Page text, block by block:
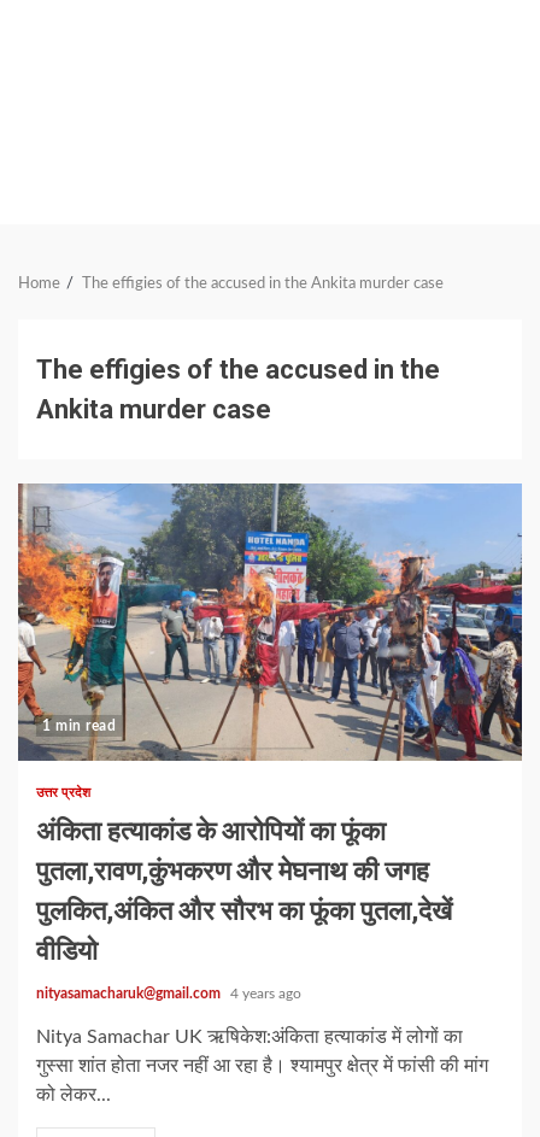
Home The effigies of the accused in the Ankita murder case
The effigies of the accused in the
Ankita murder case
1 min read
उत्तर प्रदेश
अंकिता हत्याकांड के आरोपियों का फूंका
पुतला,रावण,कुंभकरण और मेघनाथ की जगह
पुलकित,अंकित और सौरभ का फूंका पुतला,देखें
वीडियो
nityasamacharuk@gmail.com 4 years ago
Nitya Samachar UK ऋषिकेश:अंकिता हत्याकांड में लोगों का
गुस्सा शांत होता नजर नहीं आ रहा है। श्यामपुर क्षेत्र में फांसी की मांग
को लेकर...